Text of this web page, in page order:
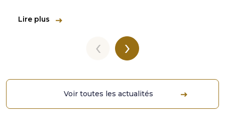
Lire plus
‹ ›
Voir toutes les actualités